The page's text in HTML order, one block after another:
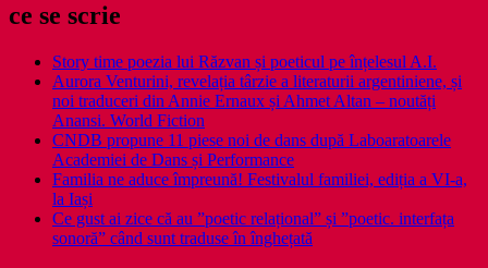
ce se scrie
Story time poezia lui Răzvan și poeticul pe înțelesul A.I.
Aurora Venturini, revelația târzie a literaturii argentiniene, și
noi traduceri din Annie Ernaux și Ahmet Altan – noutăți
Anansi. World Fiction
CNDB propune 11 piese noi de dans după Laboaratoarele
Academiei de Dans și Performance
Familia ne aduce împreună! Festivalul familiei, ediția a VI-a,
la Iași
Ce gust ai zice că au ”poetic relațional” și ”poetic. interfața
sonoră” când sunt traduse în înghețată